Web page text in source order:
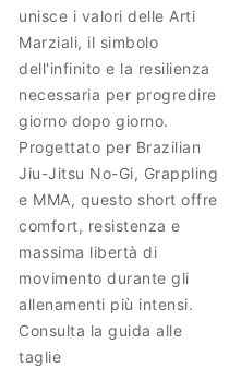
unisce i valori delle Arti
Marziali, il simbolo
dell'infinito e la resilienza
necessaria per progredire
giorno dopo giorno.
Progettato per Brazilian
Jiu-Jitsu No-Gi, Grappling
e MMA, questo short offre
comfort, resistenza e
massima libertà di
movimento durante gli
allenamenti più intensi.
Consulta la guida alle
taglie